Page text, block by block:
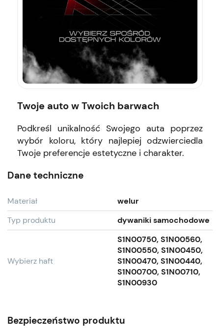
Twoje auto w Twoich barwach
Podkreśl unikalność Swojego auta poprzez
wybór koloru, który najlepiej odzwierciedla
Twoje preferencje estetyczne i charakter.
Dane techniczne
Materiał
welur
Typ produktu
dywaniki samochodowe
Wybierz haft
S1N00750, S1N00560,
S1N00550, S1N00450,
S1N00470, S1N00440,
S1N00700, S1N00710,
S1N00930
Bezpieczeństwo produktu